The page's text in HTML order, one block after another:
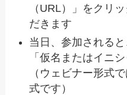
（URL）」をクリ
だきます
当日、参加される
「仮名またはイニ
（ウェビナー形式
式です）